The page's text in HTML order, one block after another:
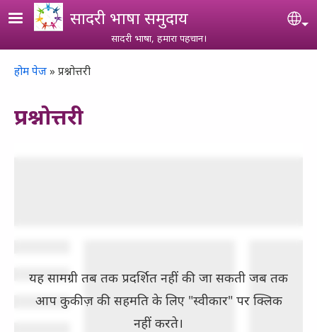
Skip to main content
सादरी भाषा समुदाय
सादरी भाषा, हमारा पहचान।
Breadcrumb
होम पेज प्रश्नोत्तरी
प्रश्नोत्तरी
यह सामग्री तब तक प्रदर्शित नहीं की जा सकती जब तक
आप कुकीज़ की सहमति के लिए "स्वीकार" पर क्लिक
नहीं करते।